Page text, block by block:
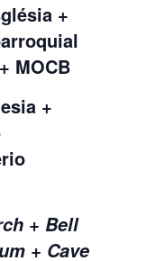
+
MOCB
+
+ Bell
+ Cave